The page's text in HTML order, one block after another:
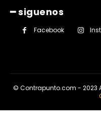
━ siguenos
Facebook
© Contrapunto.com - 2023